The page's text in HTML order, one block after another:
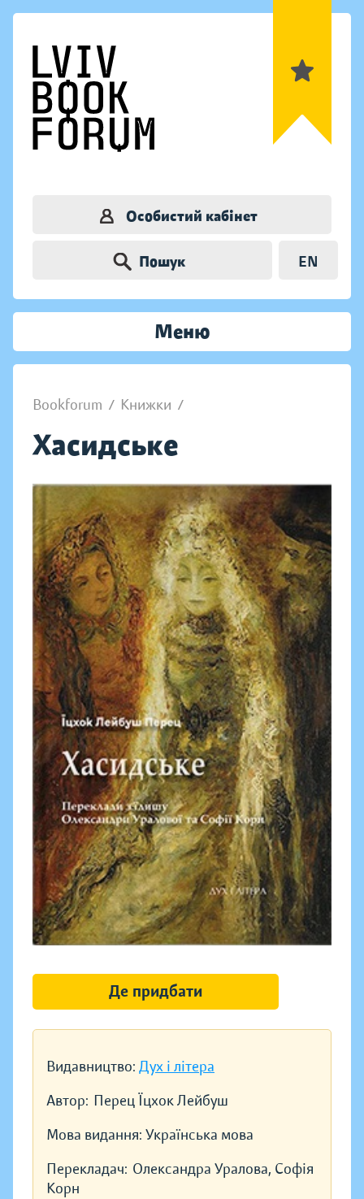
Особистий кабінет
Пошук EN
Меню
Bookforum / Книжки /
Хасидське
Видавництво: Дух і літера
Автор: Перец Їцхок Лейбуш
Мова видання: Українська мова
Перекладач: Олександра Уралова, Софія
Корн
Де придбати